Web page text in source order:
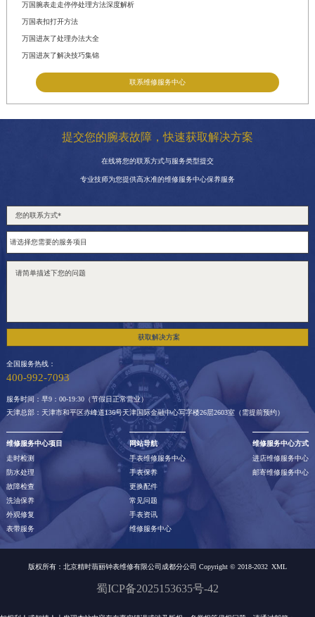
万国腕表走走停停处理方法深度解析
万国表扣打开方法
万国进灰了处理办法大全
万国进灰了解决技巧集锦
联系维修服务中心
提交您的腕表故障，快速获取解决方案
在线将您的联系方式与服务类型提交
专业技师为您提供高水准的维修服务中心保养服务
获取解决方案
全国服务热线：
400-992-7093
服务时间：早9：00-19:30（节假日正常营业）
天津总部：天津市和平区赤峰道136号天津国际金融中心写字楼26层2603室（需提前预约）
维修服务中心项目
走时检测
防水处理
故障检查
洗油保养
外观修复
表带服务
网站导航
手表维修服务中心
手表保养
更换配件
常见问题
手表资讯
维修服务中心
维修服务中心方式
进店维修服务中心
邮寄维修服务中心
版权所有：北京精时翡丽钟表维修有限公司成都分公司 Copyright © 2018-2032 XML
蜀ICP备2025153635号-42